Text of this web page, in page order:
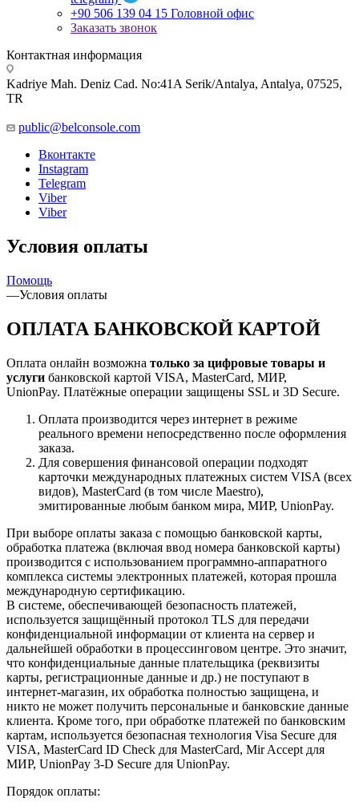
+90 506 139 04 15 Головной офис
Заказать звонок
Контактная информация
Kadriye Mah. Deniz Cad. No:41A Serik/Antalya, Antalya, 07525,
TR
public@belconsole.com
Вконтакте
Instagram
Telegram
Viber
Viber
Условия оплаты
Помощь
—Условия оплаты
ОПЛАТА БАНКОВСКОЙ КАРТОЙ
Оплата онлайн возможна только за цифровые товары и
услуги банковской картой VISA, MasterCard, МИР,
UnionPay. Платёжные операции защищены SSL и 3D Secure.
Оплата производится через интернет в режиме
реального времени непосредственно после оформления
заказа.
Для совершения финансовой операции подходят
карточки международных платежных систем VISA (всех
видов), MasterCard (в том числе Maestro),
эмитированные любым банком мира, МИР, UnionPay.
При выборе оплаты заказа с помощью банковской карты,
обработка платежа (включая ввод номера банковской карты)
производится с использованием программно-аппаратного
комплекса системы электронных платежей, которая прошла
международную сертификацию.
В системе, обеспечивающей безопасность платежей,
используется защищённый протокол TLS для передачи
конфиденциальной информации от клиента на сервер и
дальнейшей обработки в процессинговом центре. Это значит,
что конфиденциальные данные плательщика (реквизиты
карты, регистрационные данные и др.) не поступают в
интернет-магазин, их обработка полностью защищена, и
никто не может получить персональные и банковские данные
клиента. Кроме того, при обработке платежей по банковским
картам, используется безопасная технология Visa Secure для
VISA, MasterCard ID Check для MasterCard, Mir Accept для
МИР, UnionPay 3-D Secure для UnionPay.
Порядок оплаты: